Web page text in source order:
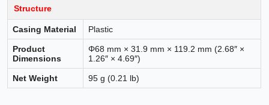
Structure
Casing Material Plastic
Product
Dimensions
Φ68 mm × 31.9 mm × 119.2 mm (2.68″ ×
1.26″ × 4.69″)
Net Weight 95 g (0.21 lb)